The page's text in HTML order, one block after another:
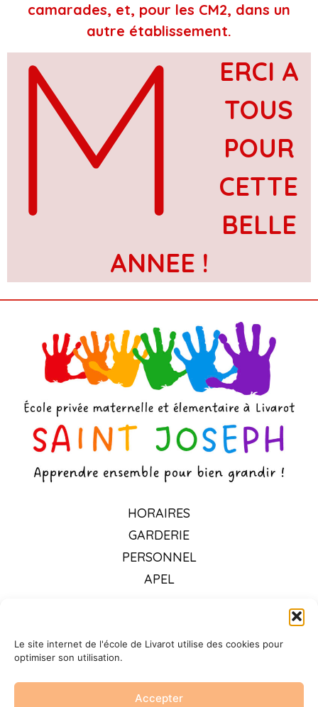
Le site internet de l'école de Livarot utilise des cookies pour
optimiser son utilisation.
Accepter
camarades, et, pour les CM2, dans un
autre établissement.
M
ERCI A
TOUS
POUR
CETTE
BELLE
ANNEE !
HORAIRES
GARDERIE
PERSONNEL
APEL
RESTAURATION
VIE PASTORALE